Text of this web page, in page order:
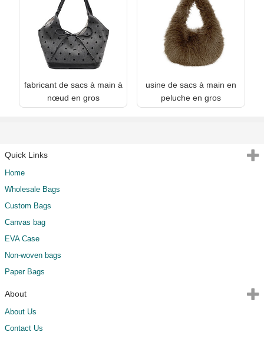
fabricant de sacs à main à
nœud en gros
usine de sacs à main en
peluche en gros
Quick Links
Home
Wholesale Bags
Custom Bags
Canvas bag
EVA Case
Non-woven bags
Paper Bags
About
About Us
Contact Us